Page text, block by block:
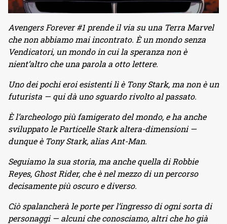
Avengers Forever #1 prende il via su una Terra Marvel
che non abbiamo mai incontrato. È un mondo senza
Vendicatori, un mondo in cui la speranza non è
nient’altro che una parola a otto lettere.
Uno dei pochi eroi esistenti lì è Tony Stark, ma non è un
futurista — qui dà uno sguardo rivolto al passato.
È l’archeologo più famigerato del mondo, e ha anche
sviluppato le Particelle Stark altera-dimensioni —
dunque è Tony Stark, alias Ant-Man.
Seguiamo la sua storia, ma anche quella di Robbie
Reyes, Ghost Rider, che è nel mezzo di un percorso
decisamente più oscuro e diverso.
Ciò spalancherà le porte per l’ingresso di ogni sorta di
personaggi — alcuni che conosciamo, altri che ho già